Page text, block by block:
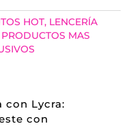
HOT, LENCERÍA
MAS
con Lycra:
con